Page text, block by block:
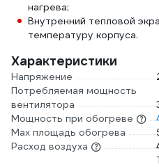
нагрева;
Внутренний тепловой
температуру корпуса.
Характеристики
Напряжение
Потребляемая мощность
вентилятора
Мощность при обогреве
Max площадь обогрева
Расход воздуха